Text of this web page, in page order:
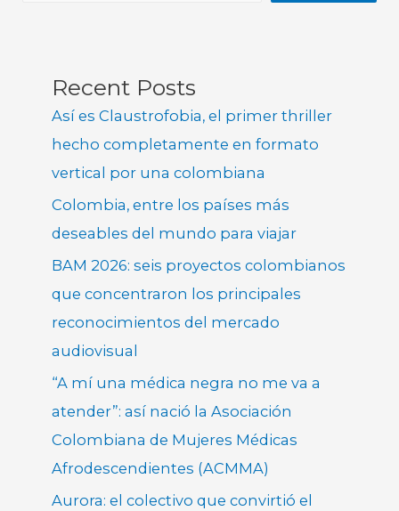
Recent Posts
Así es Claustrofobia, el primer thriller
hecho completamente en formato
vertical por una colombiana
Colombia, entre los países más
deseables del mundo para viajar
BAM 2026: seis proyectos colombianos
que concentraron los principales
reconocimientos del mercado
audiovisual
“A mí una médica negra no me va a
atender”: así nació la Asociación
Colombiana de Mujeres Médicas
Afrodescendientes (ACMMA)
Aurora: el colectivo que convirtió el